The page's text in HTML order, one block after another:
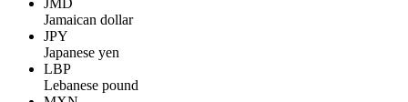
JMD
Jamaican dollar
JPY
Japanese yen
LBP
Lebanese pound